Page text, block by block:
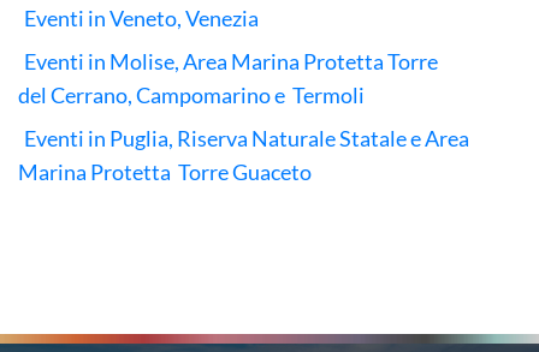
Eventi in Veneto, Venezia
Eventi in Molise, Area Marina Protetta Torre
del Cerrano, Campomarino e Termoli
Eventi in Puglia, Riserva Naturale Statale e Area
Marina Protetta Torre Guaceto